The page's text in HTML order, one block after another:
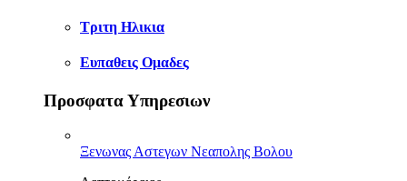
Τριτη Ηλικια
Ευπαθεις Ομαδες
Προσφατα Υπηρεσιων
Ξενωνας Αστεγων Νεαπολης Βολου